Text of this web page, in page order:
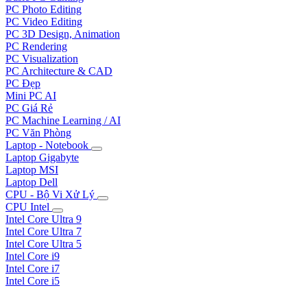
PC Photo Editing
PC Video Editing
PC 3D Design, Animation
PC Rendering
PC Visualization
PC Architecture & CAD
PC Đẹp
Mini PC AI
PC Giá Rẻ
PC Machine Learning / AI
PC Văn Phòng
Laptop - Notebook
Laptop Gigabyte
Laptop MSI
Laptop Dell
CPU - Bộ Vi Xử Lý
CPU Intel
Intel Core Ultra 9
Intel Core Ultra 7
Intel Core Ultra 5
Intel Core i9
Intel Core i7
Intel Core i5